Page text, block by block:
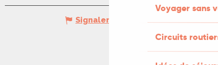
Voyager sans
Circuits
Signaler une erreur